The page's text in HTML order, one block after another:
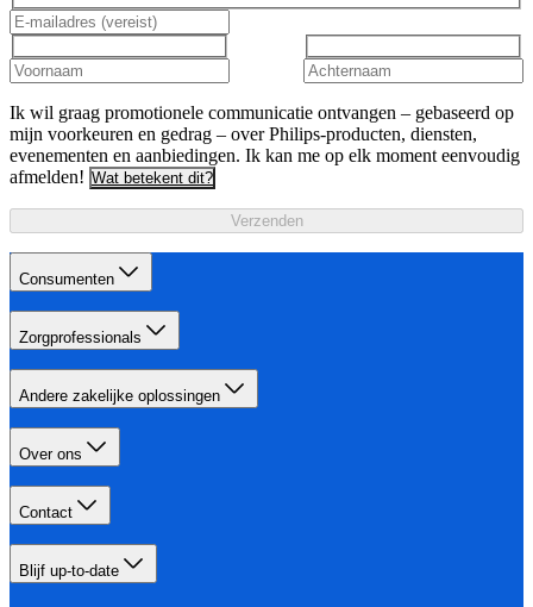
Ik wil graag promotionele communicatie ontvangen – gebaseerd op
mijn voorkeuren en gedrag – over Philips-producten, diensten,
evenementen en aanbiedingen. Ik kan me op elk moment eenvoudig
afmelden! Wat betekent dit?
Verzenden
Consumenten
Zorgprofessionals
Andere zakelijke oplossingen
Over ons
Contact
Blijf up-to-date